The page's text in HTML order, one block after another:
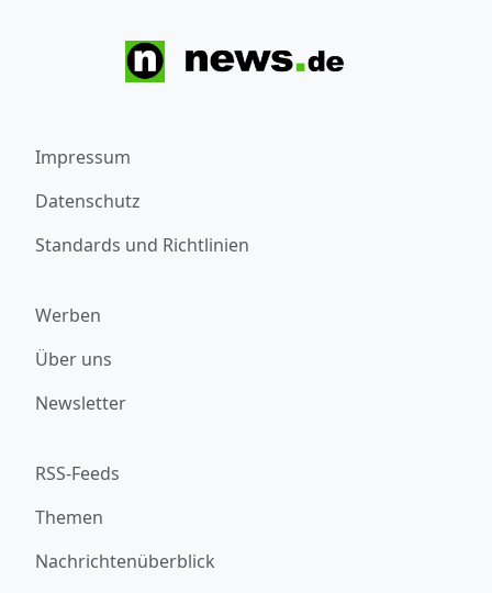
Impressum
Datenschutz
Standards und Richtlinien
Werben
Über uns
Newsletter
RSS-Feeds
Themen
Nachrichtenüberblick